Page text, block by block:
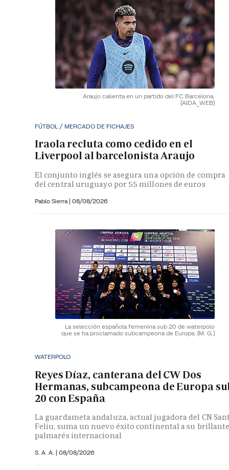
Araujo calienta en un partido del FC Barcelona.
(AIDA_WEB)
FÚTBOL / MERCADO DE FICHAJES
Iraola recluta como cedido en el
Liverpool al barcelonista Araujo
El conjunto inglés se asegura una opción de compra
del central uruguayo por 55 millones de euros
Pablo Sierra | 08/08/2026
La selección española femenina sub 20 de waterpolo
que se ha proclamado subcampeona de Europa. (M. G.)
WATERPOLO
Reyes Díaz, canterana del CW Dos
Hermanas, subcampeona de Europa
20 con España
La guardameta andaluza, actual jugadora del CN
Feliu, suma un nuevo éxito continental a su
palmarés internacional
S. A. A. | 08/08/2026